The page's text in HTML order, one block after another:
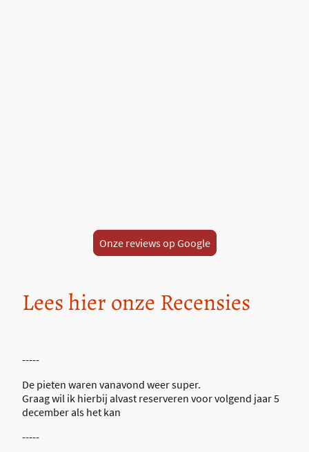
Onze reviews op Google
Lees hier onze Recensies
-----
De pieten waren vanavond weer super.
Graag wil ik hierbij alvast reserveren voor volgend jaar 5
december als het kan
-----